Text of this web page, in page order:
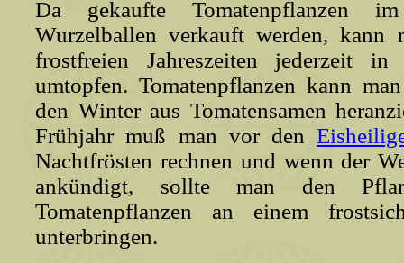
Da gekaufte Tomatenpflanzen
Wurzelballen verkauft werden, kann
frostfreien Jahreszeiten jederzeit in
umtopfen. Tomatenpflanzen kann
den Winter aus Tomatensamen
Frühjahr muß man vor den
Nachtfrösten rechnen und wenn der
ankündigt, sollte man den
Tomatenpflanzen an einem
unterbringen.